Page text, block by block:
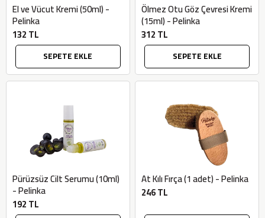
El ve Vücut Kremi (50ml) -
Pelinka
132 TL
SEPETE EKLE
Ölmez Otu Göz Çevresi Kremi
(15ml) - Pelinka
312 TL
SEPETE EKLE
Pürüzsüz Cilt Serumu (10ml)
- Pelinka
192 TL
At Kılı Fırça (1 adet) - Pelinka
246 TL